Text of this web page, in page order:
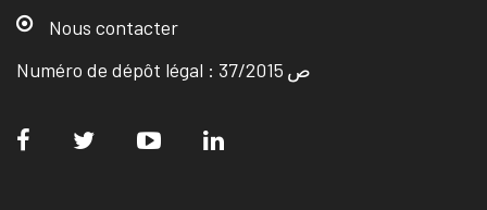
Nous contacter
Numéro de dépôt légal : ص 37/2015